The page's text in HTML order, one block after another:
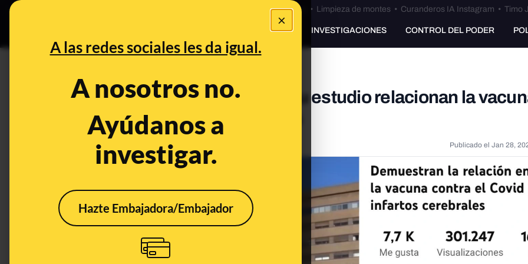
×
A las redes sociales les da igual.
A nosotros no.
Ayúdanos a
investigar.
Hazte Embajadora/Embajador
Bulos Ceuta • Limpieza de montes• Curanderos IA Instagram • Timo
PREBUNKING INVESTIGACIONES CONTROL DEL PODER
Ni "un neurólogo de Albacete" ni su estudio relacionan la
COVID-19 y los infartos cerebrales
Publicado el Jan 28,